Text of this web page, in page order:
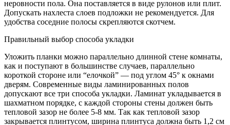
неровности пола. Она поставляется в виде рулонов или плит.
Допускать нахлеста слоев подложки не рекомендуется. Для
удобства соседние полосы скрепляются скотчем.
Правильный выбор способа укладки
Уложить планки можно параллельно длинной стене комнаты,
как и поступают в большинстве случаев, параллельно
короткой стороне или “елочкой” — под углом 45° к окнами
дверям. Современные виды ламинированных полов
допускают все три способа укладки. Ламинат укладывается в
шахматном порядке, с каждой стороны стены должен быть
тепловой зазор не более 5-8 мм. Так как тепловой зазор
закрывается плинтусом, ширина плинтуса должна быть 1,2 см